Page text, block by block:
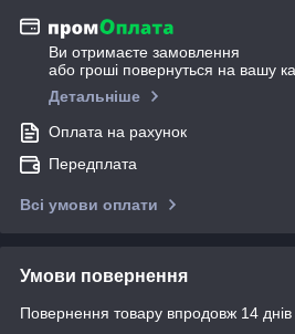
Ви отримаєте замовлення
або гроші повернуться на вашу
Детальніше
Оплата на рахунок
Передплата
Всі умови оплати
Умови повернення
Повернення товару впродовж 14 днів